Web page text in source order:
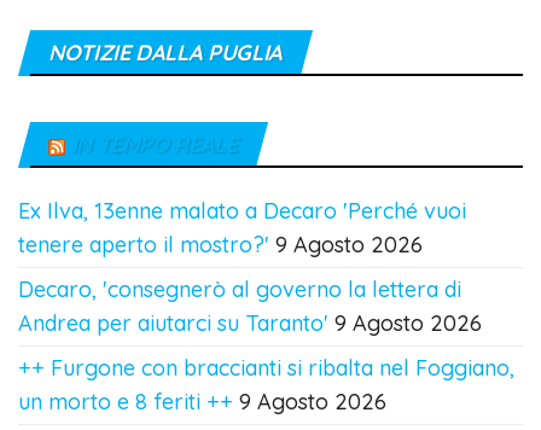
NOTIZIE DALLA PUGLIA
IN TEMPO REALE
Ex Ilva, 13enne malato a Decaro 'Perché vuoi
tenere aperto il mostro?' 9 Agosto 2026
Decaro, 'consegnerò al governo la lettera di
Andrea per aiutarci su Taranto' 9 Agosto 2026
++ Furgone con braccianti si ribalta nel Foggiano,
un morto e 8 feriti ++ 9 Agosto 2026